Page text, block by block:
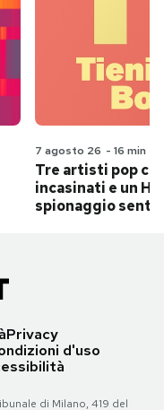
7 agosto 26 - 16 min
Tre artisti pop
incasinati e un
spionaggio
Privacy
d'uso
di Milano, 419 del